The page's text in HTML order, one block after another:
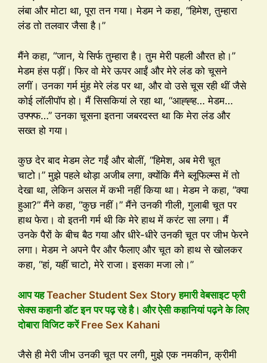
लंबा और मोटा था, पूरा तन गया। मेडम ने कहा, “हिमेश, तुम्हारा
लंड तो तलवार जैसा है।”
मैंने कहा, “जान, ये सिर्फ तुम्हारा है। तुम मेरी पहली औरत हो।”
मेडम हंस पड़ीं। फिर वो मेरे ऊपर आईं और मेरे लंड को चूसने
लगीं। उनका गर्म मुंह मेरे लंड पर था, और वो उसे चूस रही थीं जैसे
कोई लॉलीपॉप हो। मैं सिसकियां ले रहा था, “आह्ह्ह… मेडम…
उफ्फ्फ…” उनका चूसना इतना जबरदस्त था कि मेरा लंड और
सख्त हो गया।
कुछ देर बाद मेडम लेट गईं और बोलीं, “हिमेश, अब मेरी चूत
चाटो।” मुझे पहले थोड़ा अजीब लगा, क्योंकि मैंने ब्लूफिल्म्स में तो
देखा था, लेकिन असल में कभी नहीं किया था। मेडम ने कहा, “क्या
हुआ?” मैंने कहा, “कुछ नहीं।” मैंने उनकी गीली, गुलाबी चूत पर
हाथ फेरा। वो इतनी गर्म थी कि मेरे हाथ में करंट सा लगा। मैं
उनके पैरों के बीच बैठ गया और धीरे-धीरे उनकी चूत पर जीभ फेरने
लगा। मेडम ने अपने पैर और फैलाए और चूत को हाथ से खोलकर
कहा, “हां, यहीं चाटो, मेरे राजा। इसका मजा लो।”
आप यहTeacher Student Sex Storyहमारी वेबसाइट फ्री
सेक्स कहानी डॉट इन पर पढ़ रहे है। और ऐसी कहानियां पढ़ने के लिए
दोबारा विजिट करेंFree Sex Kahani
जैसे ही मेरी जीभ उनकी चूत पर लगी, मुझे एक नमकीन, क्रीमी